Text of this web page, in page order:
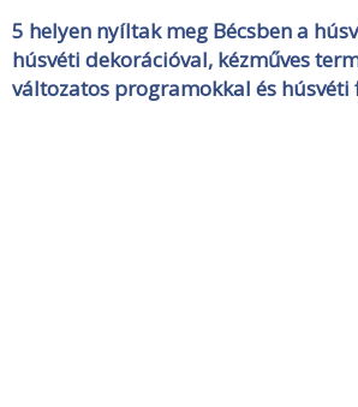
5 helyen nyíltak meg Bécsben a
húsvéti dekorációval, kézműves
változatos programokkal és húsvéti